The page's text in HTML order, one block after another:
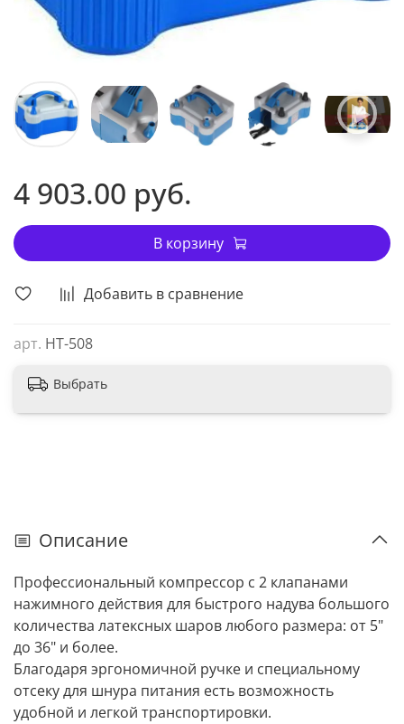
Добавить в сравнение
арт. HТ-508
4 903.00 руб.
В корзину
Выбрать
Описание
Профессиональный компрессор с 2 клапанами
нажимного действия для быстрого надува большого
количества латексных шаров любого размера: от 5"
до 36" и более.
Благодаря эргономичной ручке и специальному
отсеку для шнура питания есть возможность
удобной и легкой транспортировки.